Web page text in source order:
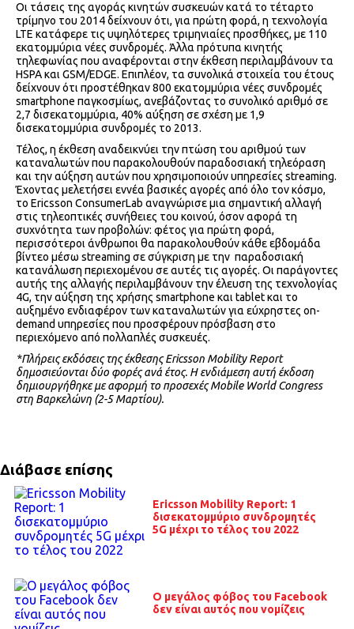
Οι τάσεις της αγοράς κινητών συσκευών κατά το τέταρτο
τρίμηνο του 2014 δείχνουν ότι, για πρώτη φορά, η τεχνολογία
LTE κατάφερε τις υψηλότερες τριμηνιαίες προσθήκες, με 110
εκατομμύρια νέες συνδρομές. Άλλα πρότυπα κινητής
τηλεφωνίας που αναφέρονται στην έκθεση περιλαμβάνουν τα
HSPA και GSM/EDGE. Επιπλέον, τα συνολικά στοιχεία του έτους
δείχνουν ότι προστέθηκαν 800 εκατομμύρια νέες συνδρομές
smartphone παγκοσμίως, ανεβάζοντας το συνολικό αριθμό σε
2,7 δισεκατομμύρια, 40% αύξηση σε σχέση με 1,9
δισεκατομμύρια συνδρομές το 2013.
Τέλος, η έκθεση αναδεικνύει την πτώση του αριθμού των
καταναλωτών που παρακολουθούν παραδοσιακή τηλεόραση
και την αύξηση αυτών που χρησιμοποιούν υπηρεσίες streaming.
Έχοντας μελετήσει εννέα βασικές αγορές από όλο τον κόσμο,
το Ericsson ConsumerLab αναγνώρισε μια σημαντική αλλαγή
στις τηλεοπτικές συνήθειες του κοινού, όσον αφορά τη
συχνότητα των προβολών: φέτος για πρώτη φορά,
περισσότεροι άνθρωποι θα παρακολουθούν κάθε εβδομάδα
βίντεο μέσω streaming σε σύγκριση με την παραδοσιακή
κατανάλωση περιεχομένου σε αυτές τις αγορές. Οι παράγοντες
αυτής της αλλαγής περιλαμβάνουν την έλευση της τεχνολογίας
4G, την αύξηση της χρήσης smartphone και tablet και το
αυξημένο ενδιαφέρον των καταναλωτών για εύχρηστες on-
demand υπηρεσίες που προσφέρουν πρόσβαση στο
περιεχόμενο από πολλαπλές συσκευές.
*Πλήρεις εκδόσεις της έκθεσης Ericsson Mobility Report
δημοσιεύονται δύο φορές ανά έτος. Η ενδιάμεση αυτή έκδοση
δημιουργήθηκε με αφορμή το προσεχές Mobile World Congress
στη Βαρκελώνη (2-5 Μαρτίου).
Διάβασε επίσης
Ericsson Mobility Report: 1
δισεκατομμύριο συνδρομητές
5G μέχρι το τέλος του 2022
Ο μεγάλος φόβος του Facebook
δεν είναι αυτός που νομίζεις